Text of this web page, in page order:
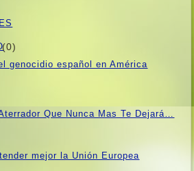
(0)
genocidio español en América
Que Nunca Mas Te Dejará…
mejor la Unión Europea